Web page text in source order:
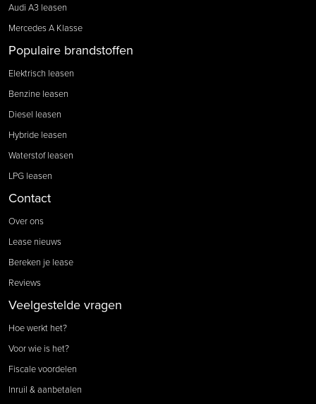
Audi A3 leasen
Mercedes A Klasse
Populaire brandstoffen
Elektrisch leasen
Benzine leasen
Diesel leasen
Hybride leasen
Waterstof leasen
LPG leasen
Contact
Over ons
Lease nieuws
Bereken je lease
Reviews
Veelgestelde vragen
Hoe werkt het?
Voor wie is het?
Fiscale voordelen
Inruil & aanbetalen